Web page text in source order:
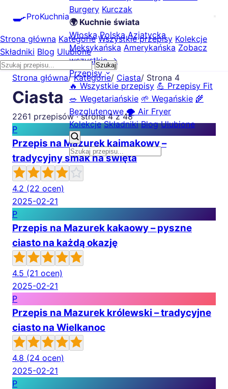
🍳ProKuchnia
Burgery Kurczak
🌍 Kuchnie świata
Włoska Polska Azjatycka
Meksykańska Amerykańska Zobacz
wszystkie →
Przepisy
🔥 Wszystkie przepisy 💪 Przepisy Fit
🥗 Wegetariańskie 🌱 Wegańskie 🌾
Bezglutenowe 🌪️ Air Fryer
Kolekcje Składniki Blog Ulubione
Strona główna Kategorie Wszystkie przepisy Kolekcje
Składniki Blog Ulubione
Szukaj
Strona główna/ Kategorie/ Ciasta/ Strona 4
Ciasta
2261 przepisów · strona 4 z 48
P
Przepis na Mazurek kajmakowy –
tradycyjny smak na święta
4.2 (22 ocen)
2025-02-21
P
Przepis na Mazurek kakaowy – pyszne
ciasto na każdą okazję
4.5 (21 ocen)
2025-02-21
P
Przepis na Mazurek królewski – tradycyjne
ciasto na Wielkanoc
4.8 (24 ocen)
2025-02-21
P